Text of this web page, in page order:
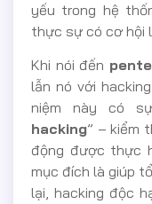
yếu trong hệ
thực sự có cơ hội
Khi nói đến
lẫn nó với
niệm này có
hacking” – kiểm
động được thực
mục đích là giúp
lại, hacking độc